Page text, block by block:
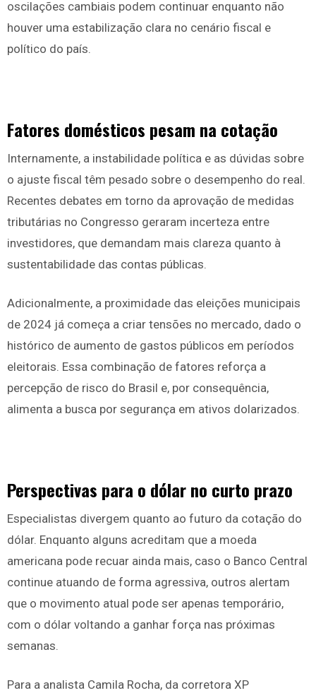
oscilações cambiais podem continuar enquanto não
houver uma estabilização clara no cenário fiscal e
político do país.
Fatores domésticos pesam na cotação
Internamente, a instabilidade política e as dúvidas sobre
o ajuste fiscal têm pesado sobre o desempenho do real.
Recentes debates em torno da aprovação de medidas
tributárias no Congresso geraram incerteza entre
investidores, que demandam mais clareza quanto à
sustentabilidade das contas públicas.
Adicionalmente, a proximidade das eleições municipais
de 2024 já começa a criar tensões no mercado, dado o
histórico de aumento de gastos públicos em períodos
eleitorais. Essa combinação de fatores reforça a
percepção de risco do Brasil e, por consequência,
alimenta a busca por segurança em ativos dolarizados.
Perspectivas para o dólar no curto prazo
Especialistas divergem quanto ao futuro da cotação do
dólar. Enquanto alguns acreditam que a moeda
americana pode recuar ainda mais, caso o Banco Central
continue atuando de forma agressiva, outros alertam
que o movimento atual pode ser apenas temporário,
com o dólar voltando a ganhar força nas próximas
semanas.
Para a analista Camila Rocha, da corretora XP